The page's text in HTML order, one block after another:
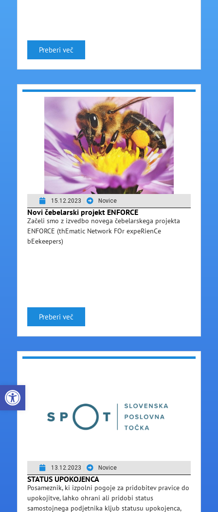
Open toolbar
Preberi več
15.12.2023 Novice
Novi čebelarski projekt ENFORCE
Začeli smo z izvedbo novega čebelarskega projekta
ENFORCE (thEmatic Network FOr expeRienCe
bEekeepers)
Preberi več
13.12.2023 Novice
STATUS UPOKOJENCA
Posameznik, ki izpolni pogoje za pridobitev pravice do
upokojitve, lahko ohrani ali pridobi status
samostojnega podjetnika kljub statusu upokojenca,